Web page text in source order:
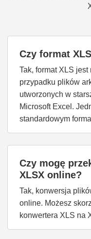
Czy format
Tak, format XLS
przypadku plików
utworzonych w
Microsoft Excel.
standardowym
Czy mogę
XLSX online?
Tak, konwersja
online. Możesz
konwertera XLS na